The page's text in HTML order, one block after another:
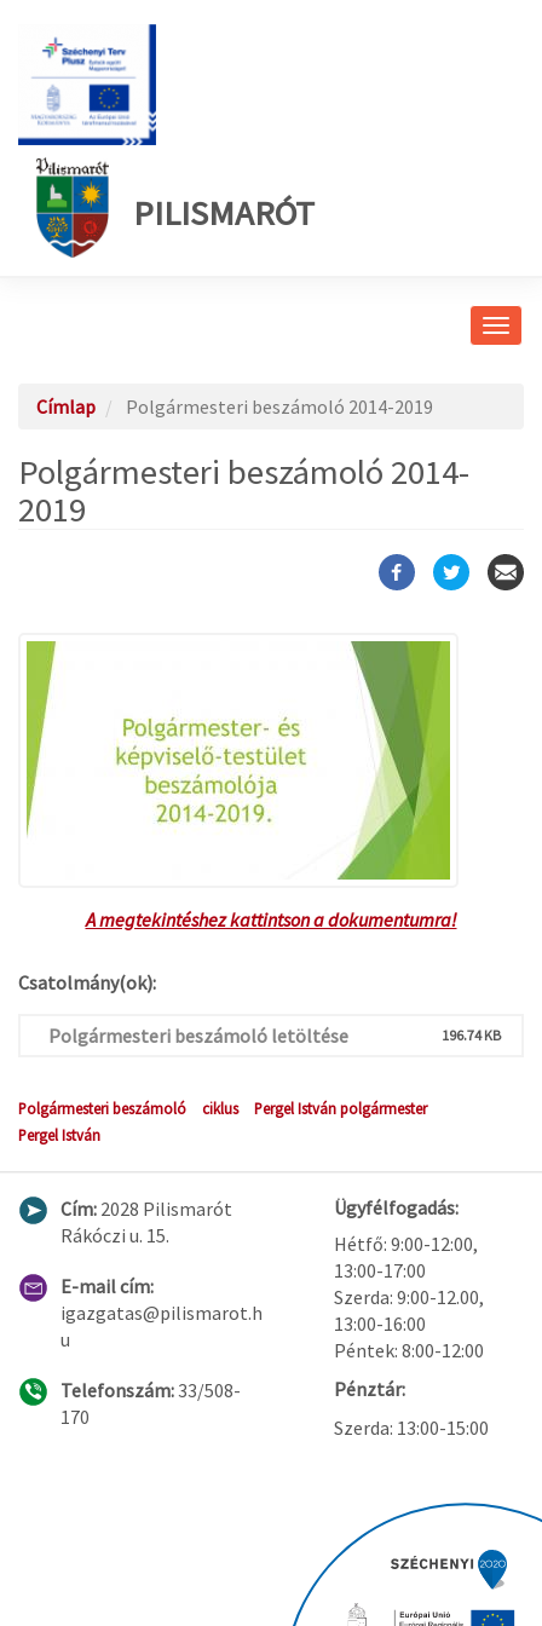
PILISMARÓT
Címlap Polgármesteri beszámoló 2014-2019
Polgármesteri beszámoló 2014-
2019
A megtekintéshez kattintson a dokumentumra!
Csatolmány(ok):
Polgármesteri beszámoló letöltése 196.74 KB
Polgármesteri beszámoló ciklus
Pergel István polgármester
Pergel István
Cím: 2028 Pilismarót
Rákóczi u. 15.
E-mail cím:
igazgatas@pilismarot.h
u
Telefonszám:33/508-
170
Ügyfélfogadás:
Hétfő: 9:00-12:00,
13:00-17:00
Szerda: 9:00-12.00,
13:00-16:00
Péntek: 8:00-12:00
Pénztár:
Szerda: 13:00-15:00